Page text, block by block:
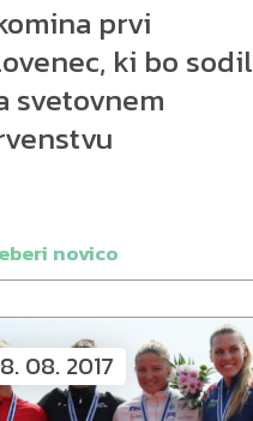
prvi
ki bo sodil
svetovnem
novico
08. 2017